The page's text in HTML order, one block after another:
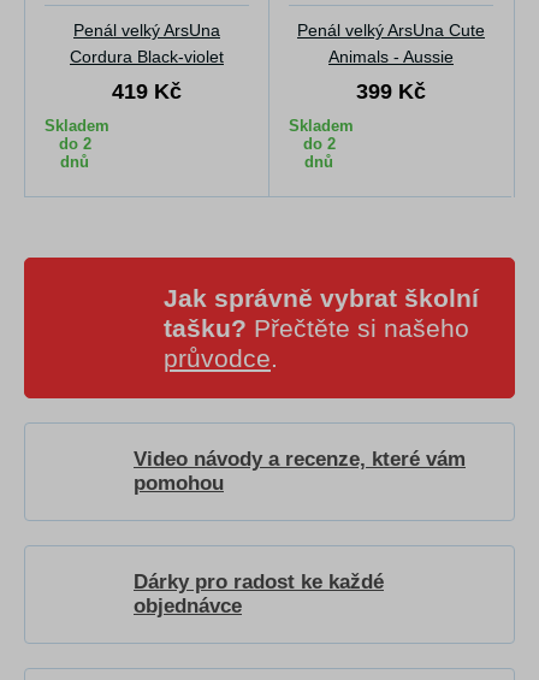
Penál velký ArsUna
Cordura Black-violet
419 Kč
Skladem
do 2
dnů
Penál velký ArsUna Cute
Animals - Aussie
399 Kč
Skladem
do 2
dnů
Jak správně vybrat školní
tašku? Přečtěte si našeho
průvodce.
Video návody a recenze, které vám
pomohou
Dárky pro radost ke každé
objednávce